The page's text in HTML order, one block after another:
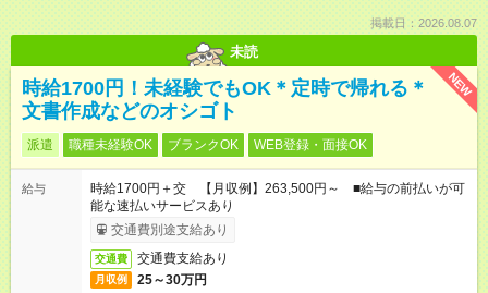
掲載日：2026.08.07
未読
NEW
時給1700円！未経験でもOK＊定時で帰れる＊
文書作成などのオシゴト
派遣 職種未経験OK ブランクOK WEB登録・面接OK
給与
時給1700円＋交 【月収例】263,500円～ ■給与の前払いが可
能な速払いサービスあり
交通費別途支給あり
交通費 交通費支給あり
月収例 25～30万円